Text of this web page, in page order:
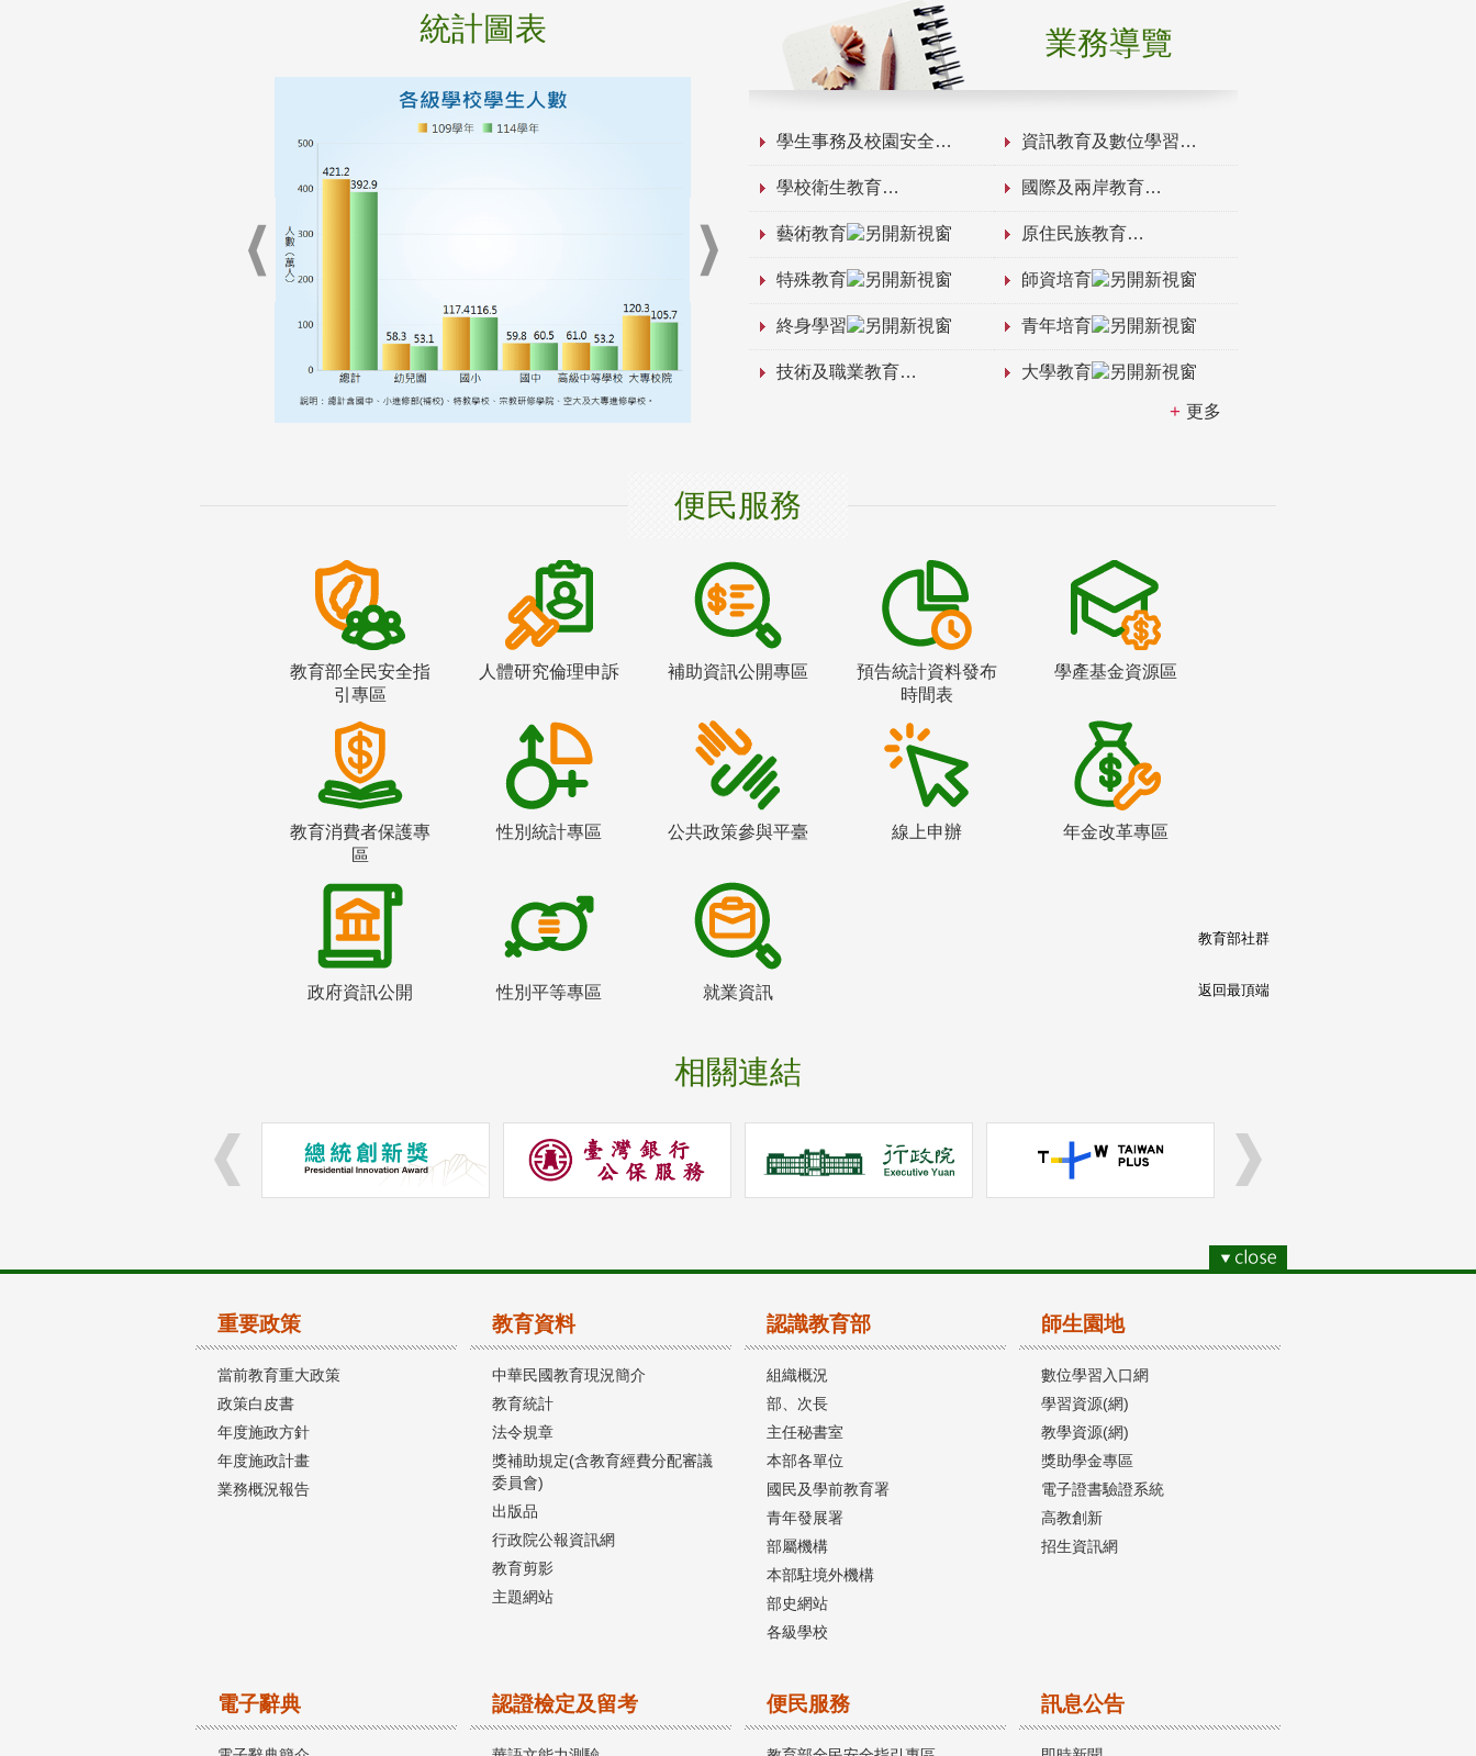
統計圖表 業務導覽
學生事務及校園安全 資訊教育及數位學習
學校衛生教育 國際及兩岸教育
藝術教育 原住民族教育
特殊教育 師資培育
終身學習 青年培育
技術及職業教育 大學教育
更多
便民服務
教育部全民安全指
引專區
人體研究倫理申訴 補助資訊公開專區
預告統計資料發布
時間表
學產基金資源區
教育消費者保護專
區
性別統計專區 公共政策參與平臺 線上申辦 年金改革專區
政府資訊公開 性別平等專區 就業資訊
相關連結
教育部社群
返回最頂端
重要政策
當前教育重大政策
政策白皮書
年度施政方針
年度施政計畫
業務概況報告
教育資料
中華民國教育現況簡介
教育統計
法令規章
獎補助規定(含教育經費分配審議
委員會)
出版品
行政院公報資訊網
教育剪影
主題網站
認識教育部
組織概況
部、次長
主任秘書室
本部各單位
國民及學前教育署
青年發展署
部屬機構
本部駐境外機構
部史網站
各級學校
師生園地
數位學習入口網
學習資源(網)
教學資源(網)
獎助學金專區
電子證書驗證系統
高教創新
招生資訊網
電子辭典 認證檢定及留考 便民服務 訊息公告